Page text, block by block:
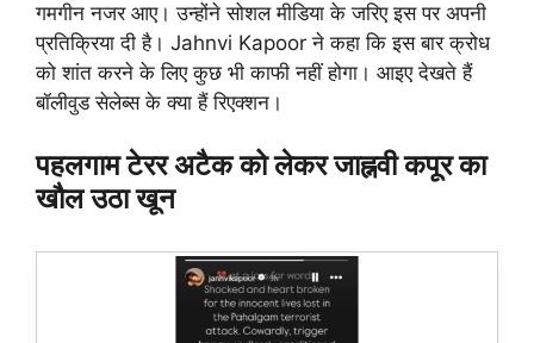
गमगीन नजर आए। उन्होंने सोशल मीडिया के जरिए इस पर अपनी
प्रतिक्रिया दी है। Jahnvi Kapoor ने कहा कि इस बार क्रोध
को शांत करने के लिए कुछ भी काफी नहीं होगा। आइए देखते हैं
बॉलीवुड सेलेब्स के क्या हैं रिएक्शन।
पहलगाम टेरर अटैक को लेकर जाह्नवी कपूर का
खौल उठा खून